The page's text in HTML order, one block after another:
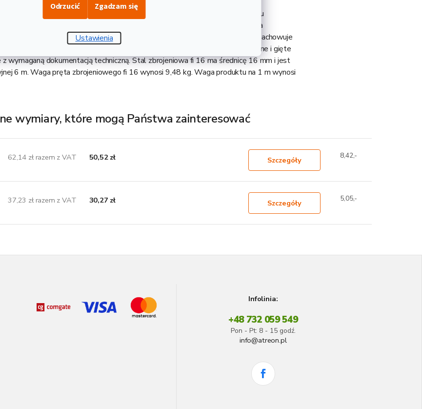
Ustawienia
Odrzucić Zgadzam się
ze stali zbrojeniowej klasy B500B, który jest wprowadzany do betonu w celu
ryzyka deformacji. Jest to tak zwana żebrowana stal zbrojeniowa, która
zbrojonego. To właśnie dzięki prętom zbrojeniowym każdy budynek zachowuje
żywotność. Pręt zbrojeniowy to zbrojenie betonu, które może być kształtowane i gięte
z wymaganą dokumentacją techniczną. Stal zbrojeniowa fi 16 ma średnicę 16 mm i jest
6 m. Waga pręta zbrojeniowego fi 16 wynosi 9,48 kg. Waga produktu na 1 m wynosi
wymiary, które mogą Państwa zainteresować
62,14 zł razem z VAT 50,52 zł Szczegóły 8,42,-
37,23 zł razem z VAT 30,27 zł Szczegóły 5,05,-
Infolinia:
+48 732 059 549
Pon - Pt: 8 - 15 godź.
info@atreon.pl